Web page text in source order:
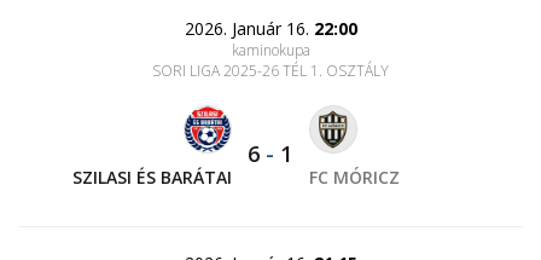
2026. Január 16. 22:00
kaminokupa
SORI LIGA 2025-26 TÉL 1. OSZTÁLY
SZILASI ÉS BARÁTAI
6 - 1
FC MÓRICZ